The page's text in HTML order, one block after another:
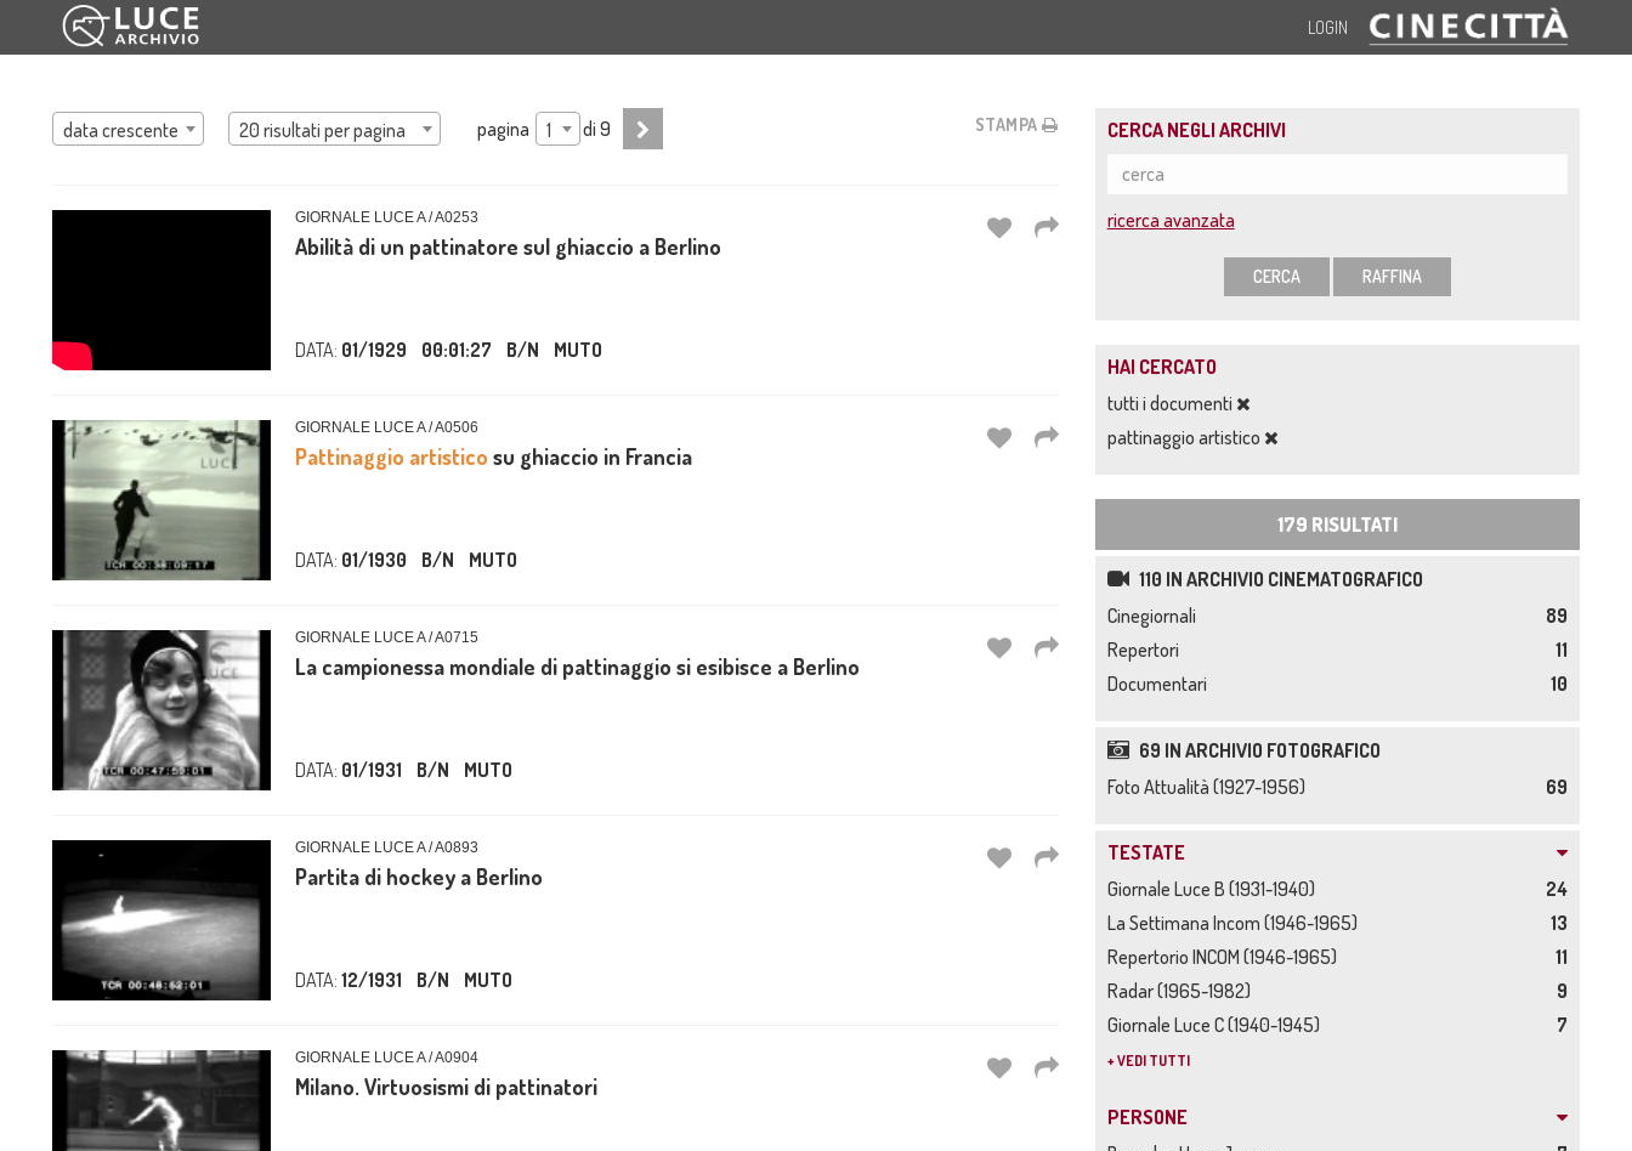
LOGIN
data crescente 20 risultati per pagina pagina 1 di 9 STAMPA
GIORNALE LUCE A / A0253
Abilità di un pattinatore sul ghiaccio a Berlino
DATA: 01/1929 00:01:27 B/N MUTO
GIORNALE LUCE A / A0506
Pattinaggio artistico su ghiaccio in Francia
DATA: 01/1930 B/N MUTO
GIORNALE LUCE A / A0715
La campionessa mondiale di pattinaggio si esibisce a Berlino
DATA: 01/1931 B/N MUTO
GIORNALE LUCE A / A0893
Partita di hockey a Berlino
DATA: 12/1931 B/N MUTO
GIORNALE LUCE A / A0904
Milano. Virtuosismi di pattinatori
CERCA NEGLI ARCHIVI
ricerca avanzata
CERCA RAFFINA
HAI CERCATO
tutti i documenti
pattinaggio artistico
179 RISULTATI
110 IN ARCHIVIO CINEMATOGRAFICO
Cinegiornali
89
Repertori
11
Documentari
10
69 IN ARCHIVIO FOTOGRAFICO
Foto Attualità (1927-1956)
69
TESTATE
Giornale Luce B (1931-1940)
24
La Settimana Incom (1946-1965)
13
Repertorio INCOM (1946-1965)
11
Radar (1965-1982)
9
Giornale Luce C (1940-1945)
7
+ VEDI TUTTI
PERSONE